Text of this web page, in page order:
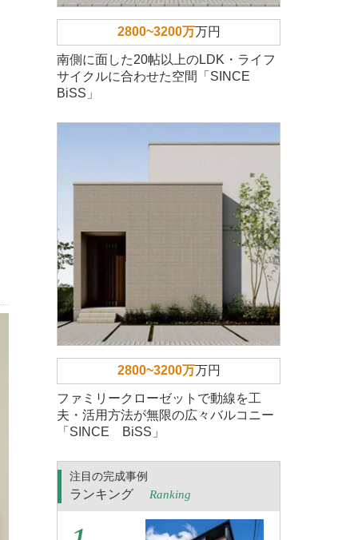
2800~3200万万円
南側に面した20帖以上のLDK・ライフ
サイクルに合わせた空間「SINCE
BiSS」
2800~3200万万円
ファミリークローゼットで動線を工
夫・活用方法が無限の広々バルコニー
「SINCE BiSS」
注目の完成事例
ランキング Ranking